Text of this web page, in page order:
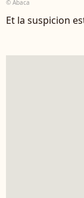
© Abaca
Et la suspicion